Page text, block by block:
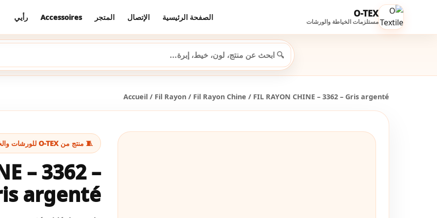
O-TEX
مستلزمات الخياطة والورشات الصفحة الرئيسية الإتصال المتجر Accessoires رأيي
Accueil / Fil Rayon / Fil Rayon Chine / FIL RAYON CHINE – 3362 – Gris argenté
🧵 منتج من O-TEX للورشات والخياطة
– 3362 –
argenté